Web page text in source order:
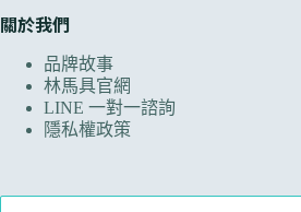
關於我們
品牌故事
林馬具官網
LINE 一對一諮詢
隱私權政策